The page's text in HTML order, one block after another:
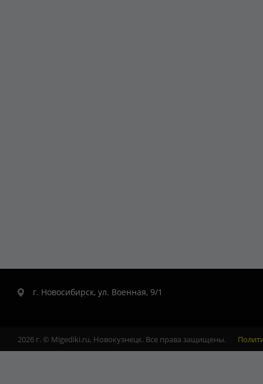
г. Новосибирск, ул. Военная, 9/1
2026 г. © Migediki.ru, Новокузнецк. Все права защищены.